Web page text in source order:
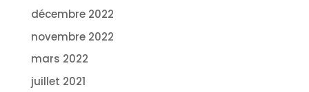
décembre 2022
novembre 2022
mars 2022
juillet 2021